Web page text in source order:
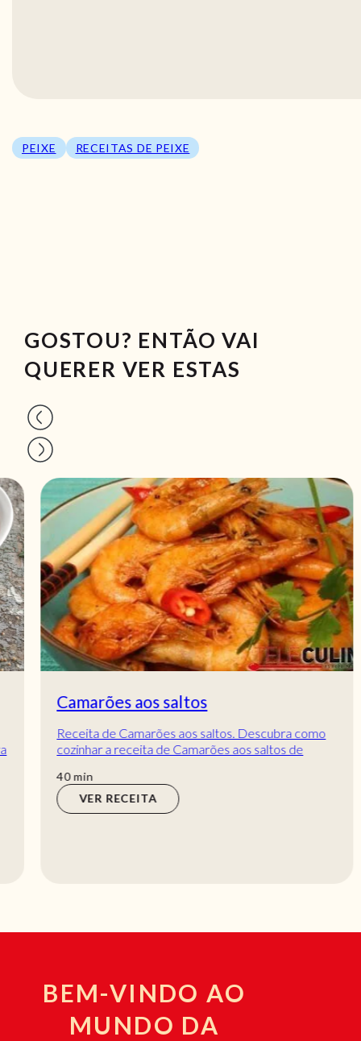
PEIXE RECEITAS DE PEIXE
GOSTOU? ENTÃO VAI
QUERER VER ESTAS
Camarões aos saltos
Receita de Camarões aos saltos. Descubra como
cozinhar a receita de Camarões aos saltos de
min
min
VER RECEITA
BEM-VINDO AO
MUNDO DA